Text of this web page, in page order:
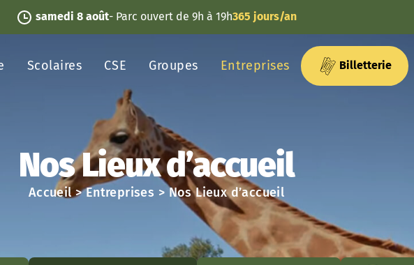
samedi 8 août- Parc ouvert de 9h à 19h365 jours/an
Scolaires CSE Groupes Entreprises Billetterie
Nos Lieux d’accueil
Accueil>Entreprises > Nos Lieux d’accueil